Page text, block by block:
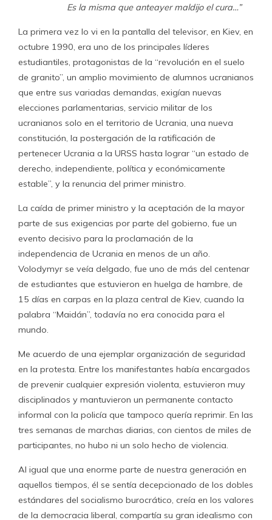
Es la misma que anteayer maldijo el cura…”
La primera vez lo vi en la pantalla del televisor, en Kiev, en
octubre 1990, era uno de los principales líderes
estudiantiles, protagonistas de la “revolución en el suelo
de granito”, un amplio movimiento de alumnos ucranianos
que entre sus variadas demandas, exigían nuevas
elecciones parlamentarias, servicio militar de los
ucranianos solo en el territorio de Ucrania, una nueva
constitución, la postergación de la ratificación de
pertenecer Ucrania a la URSS hasta lograr “un estado de
derecho, independiente, política y económicamente
estable”, y la renuncia del primer ministro.
La caída de primer ministro y la aceptación de la mayor
parte de sus exigencias por parte del gobierno, fue un
evento decisivo para la proclamación de la
independencia de Ucrania en menos de un año.
Volodymyr se veía delgado, fue uno de más del centenar
de estudiantes que estuvieron en huelga de hambre, de
15 días en carpas en la plaza central de Kiev, cuando la
palabra “Maidán”, todavía no era conocida para el
mundo.
Me acuerdo de una ejemplar organización de seguridad
en la protesta. Entre los manifestantes había encargados
de prevenir cualquier expresión violenta, estuvieron muy
disciplinados y mantuvieron un permanente contacto
informal con la policía que tampoco quería reprimir. En las
tres semanas de marchas diarias, con cientos de miles de
participantes, no hubo ni un solo hecho de violencia.
Al igual que una enorme parte de nuestra generación en
aquellos tiempos, él se sentía decepcionado de los dobles
estándares del socialismo burocrático, creía en los valores
de la democracia liberal, compartía su gran idealismo con